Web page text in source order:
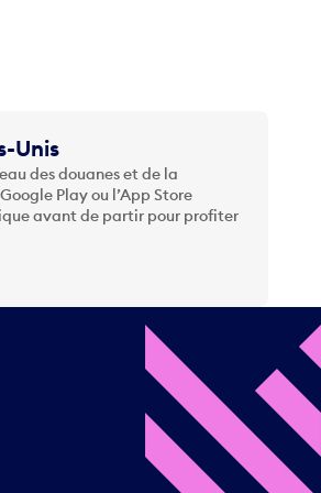
Unis
des douanes et de la
Play ou l’App Store
avant de partir pour profiter